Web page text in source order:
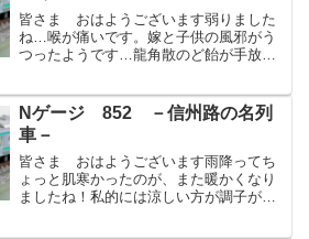
皆さま おはようございます弱りました
ね…喉が痛いです。嫁と子供の風邪がう
つったようです…龍角散のど飴が手放せ
おりまして、普段は「あずさ」として運
用されていま...
Nゲージ 852 －信州路の名列
車－
皆さま おはようございます雨降ってち
ょっと肌寒かったのが、また暖かくなり
ましたね！私的には涼しい方が調子がい